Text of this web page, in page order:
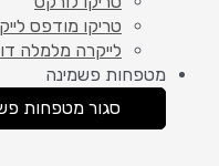
טריקו מודפס
לייקרה מלמלה
מטפחות פשמינה
סגור מטפחות